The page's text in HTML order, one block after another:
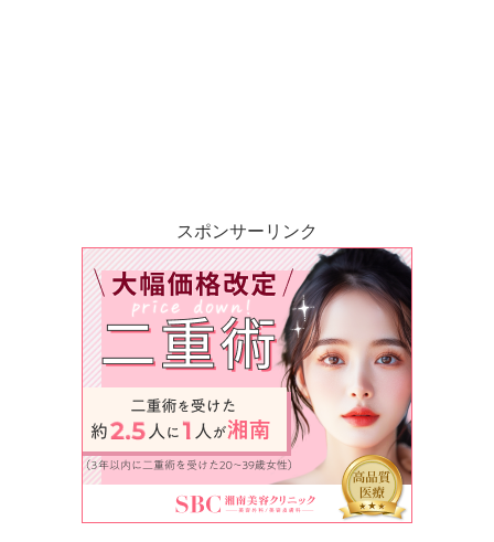
スポンサーリンク